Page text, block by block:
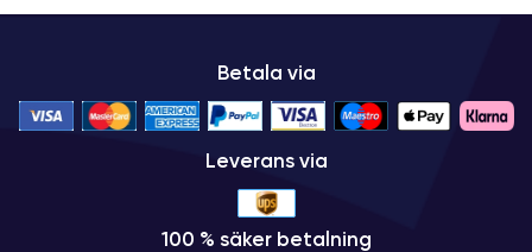
Betala via
Leverans via
100 % säker betalning